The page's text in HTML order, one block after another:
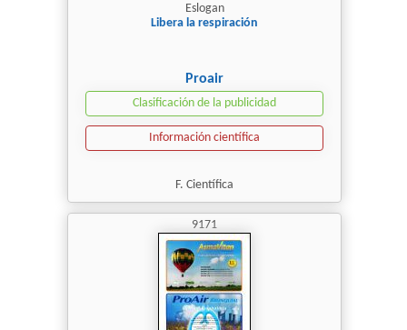
Eslogan
Libera la respiración
Proair
Clasificación de la publicidad
Información científica
F. Científica
9171